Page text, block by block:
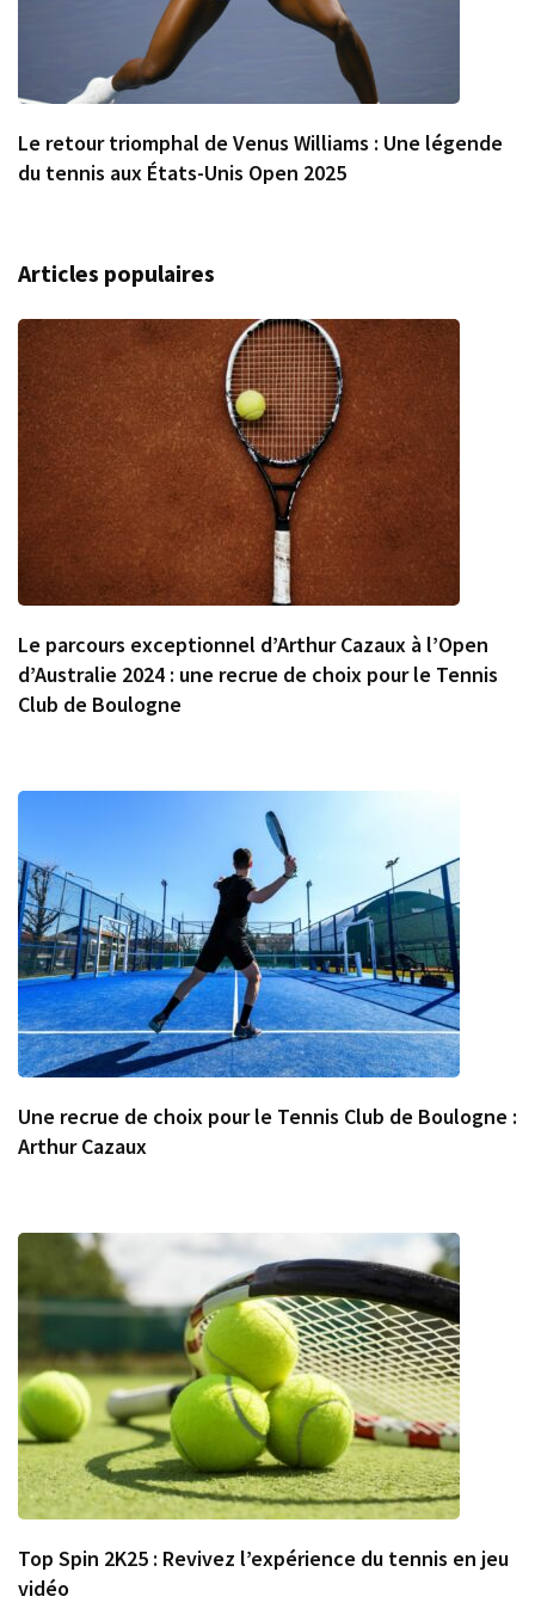
Le retour triomphal de Venus Williams : Une légende
du tennis aux États-Unis Open 2025
Articles populaires
Le parcours exceptionnel d’Arthur Cazaux à l’Open
d’Australie 2024 : une recrue de choix pour le Tennis
Club de Boulogne
Une recrue de choix pour le Tennis Club de Boulogne :
Arthur Cazaux
Top Spin 2K25 : Revivez l’expérience du tennis en jeu
vidéo